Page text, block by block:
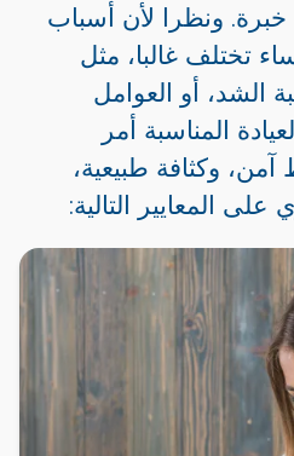
ونظرا لأن أسباب
تختلف غالبا، مثل
الشد، أو العوامل
المناسبة أمر
وكثافة طبيعية،
المعايير التالية: